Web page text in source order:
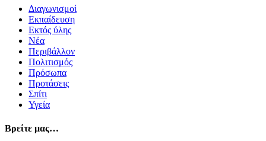
Διαγωνισμοί
Εκπαίδευση
Εκτός ύλης
Νέα
Περιβάλλον
Πολιτισμός
Πρόσωπα
Προτάσεις
Σπίτι
Υγεία
Βρείτε μας…